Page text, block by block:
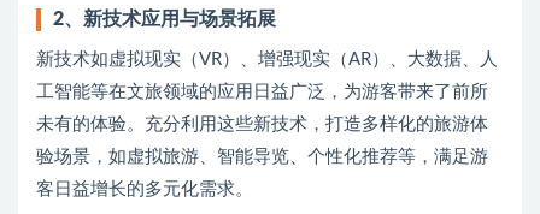
2、 新技术应用与场景拓展
新技术如虚拟现实（VR）、增强现实（AR）、大数据、人
工智能等在文旅领域的应用日益广泛，为游客带来了前所
未有的体验。充分利用这些新技术，打造多样化的旅游体
验场景，如虚拟旅游、智能导览、个性化推荐等，满足游
客日益增长的多元化需求。